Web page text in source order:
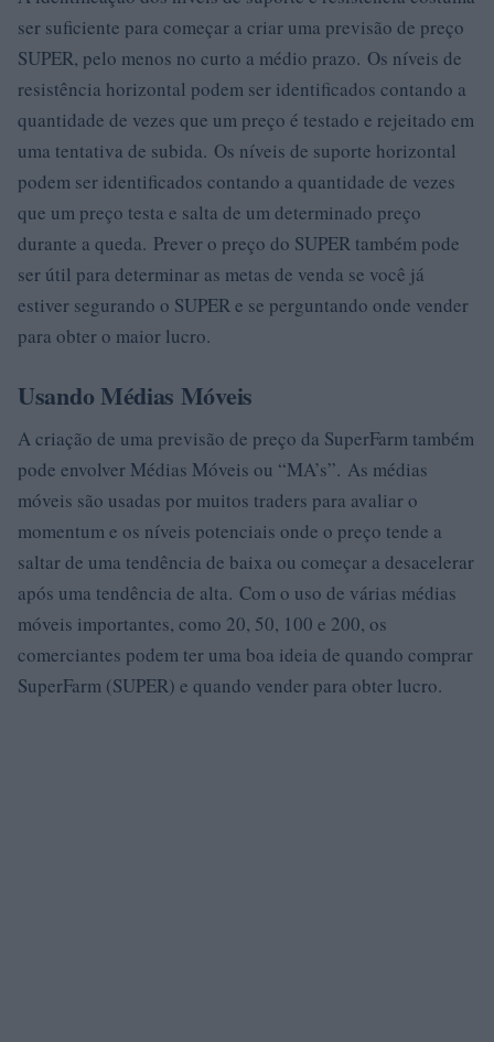
ser suficiente para começar a criar uma previsão de preço
SUPER, pelo menos no curto a médio prazo. Os níveis de
resistência horizontal podem ser identificados contando a
quantidade de vezes que um preço é testado e rejeitado em
uma tentativa de subida. Os níveis de suporte horizontal
podem ser identificados contando a quantidade de vezes
que um preço testa e salta de um determinado preço
durante a queda. Prever o preço do SUPER também pode
ser útil para determinar as metas de venda se você já
estiver segurando o SUPER e se perguntando onde vender
para obter o maior lucro.
Usando Médias Móveis
A criação de uma previsão de preço da SuperFarm também
pode envolver Médias Móveis ou “MA’s”. As médias
móveis são usadas por muitos traders para avaliar o
momentum e os níveis potenciais onde o preço tende a
saltar de uma tendência de baixa ou começar a desacelerar
após uma tendência de alta. Com o uso de várias médias
móveis importantes, como 20, 50, 100 e 200, os
comerciantes podem ter uma boa ideia de quando comprar
SuperFarm (SUPER) e quando vender para obter lucro.